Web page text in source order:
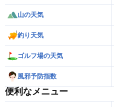
山の天気
釣り天気
ゴルフ場の天気
風邪予防指数
便利なメニュー